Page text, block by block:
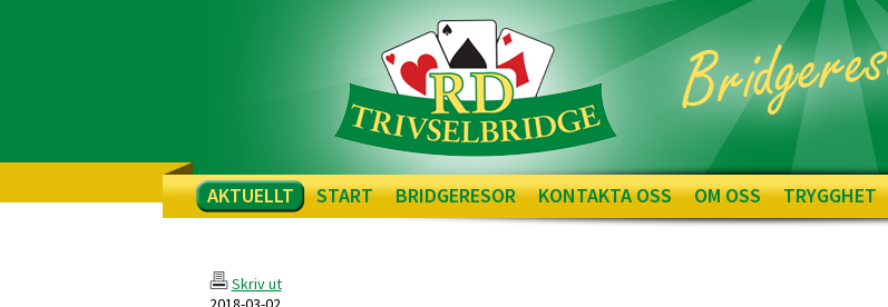
AKTUELLT START BRIDGERESOR KONTAKTA OSS OM OSS TRYGGHET
Skriv ut